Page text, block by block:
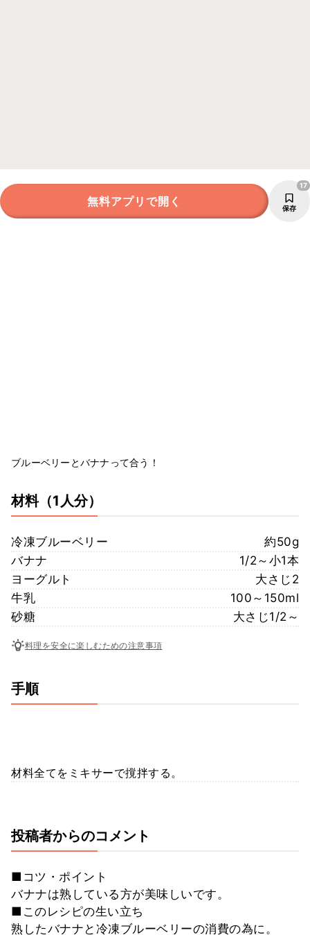
無料アプリで開く 保存
17
ブルーベリーとバナナって合う！
材料（1人分）
冷凍ブルーベリー
約50g
バナナ
1/2～小1本
ヨーグルト
大さじ2
牛乳
100～150ml
砂糖
大さじ1/2～
料理を安全に楽しむための注意事項
手順
材料全てをミキサーで撹拌する。
投稿者からのコメント
■コツ・ポイント
バナナは熟している方が美味しいです。
■このレシピの生い立ち
熟したバナナと冷凍ブルーベリーの消費の為に。